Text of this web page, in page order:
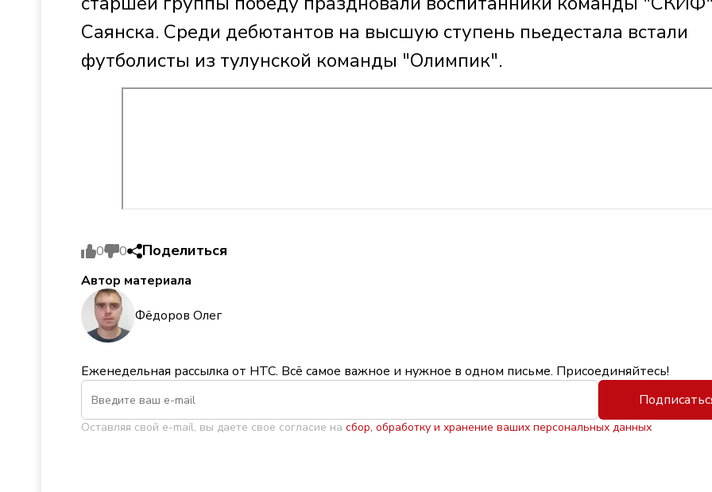
Саянска. Среди дебютантов на высшую ступень пьедестала встали
футболисты из тулунской команды "Олимпик".
0 0 Поделиться
Автор материала
Фёдоров Олег
Еженедельная рассылка от НТС. Всё самое важное и нужное в одном письме. Присоединяйтесь!
Оставляя свой e-mail, вы даете свое согласие на сбор, обработку и хранение ваших персональных данных